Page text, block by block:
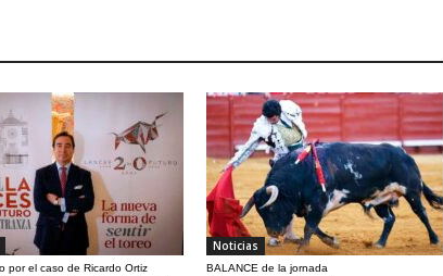
por el caso de Ricardo Ortiz
Noticias
BALANCE de la jornada